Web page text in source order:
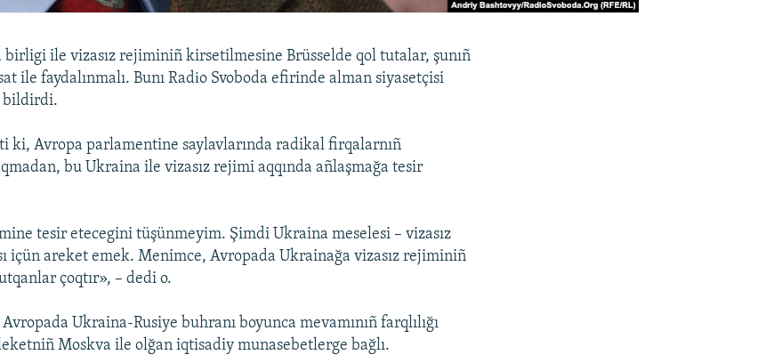
ile vizasız rejiminiñ kirsetilmesine Brüsselde qol tutalar, şunıñ
ile faydalınmalı. Bunı Radіo Svoboda efirinde alman siyasetçisi
bildirdi.
ki, Avropa parlamentine saylavlarında radikal firqalarnıñ
bu Ukraina ile vizasız rejimi aqqında añlaşmağa tesir
tesir etecegini tüşünmeyim. Şimdi Ukraina meselesi – vizasız
içün areket emek. Menimce, Avropada Ukrainağa vizasız rejiminiñ
çoqtır», – dedi o.
Ukraina-Rusiye buhranı boyunca mevamınıñ farqlılığı
Moskva ile olğan iqtisadiy munasebetlerge bağlı.